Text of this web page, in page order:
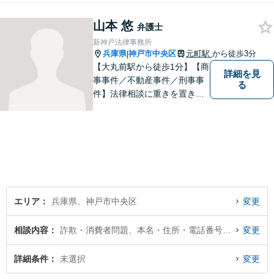
います。一人ひとりに誠意を
持って尽力しますので、ぜひ
一度ご相談ください。
山本 悠 弁護士
新神戸法律事務所
兵庫県|神戸市中央区 元町駅 から徒歩3分
【大丸前駅から徒歩1分】【商
事事件／不動産事件／刑事事
件】法律相談に重きを置きフ
詳細を見
る
エリア 兵庫県、神戸市中央区 変更
相談内容 変更
詳細条件 未選択 変更